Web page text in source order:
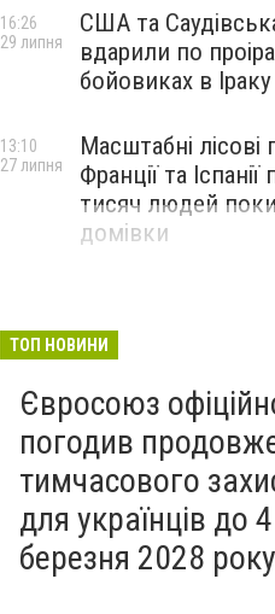
США та
вдарили по
бойовиках в Іраку
16:26
29 липня
Масштабні лісові
Франції та
тисяч людей
домівки
13:10
27 липня
ТОП НОВИНИ
Євросоюз
погодив
тимчасового
для українців до 4
березня 2028 року